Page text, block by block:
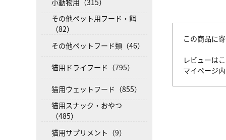
この商品に
レビューは
マイページ
その他ペット用フード・餌
（82）
その他ペットフード類（46）
猫用ドライフード（795）
猫用ウェットフード（855）
猫用スナック・おやつ
（485）
猫用サプリメント（9）